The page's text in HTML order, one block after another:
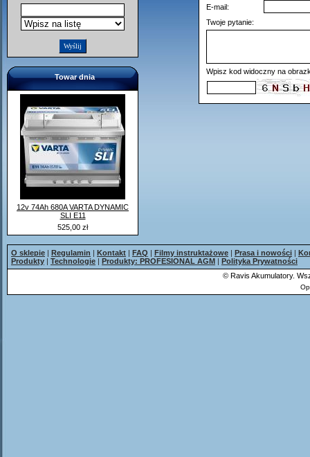
Towar dnia
12v 74Ah 680A VARTA DYNAMIC
SLI E11
525,00 zł
E-mail:
Twoje pytanie:
Wpisz kod widoczny na
O sklepie | Regulamin | Kontakt | FAQ | Filmy instruktażowe | Prasa i nowości |
Produkty | Technologie | Produkty: PROFESIONAL AGM | Polityka Prywatności
© Ravis Akumulatory.